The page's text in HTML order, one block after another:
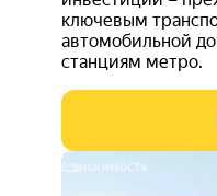
ключевым
автомобильной
станциям метро.